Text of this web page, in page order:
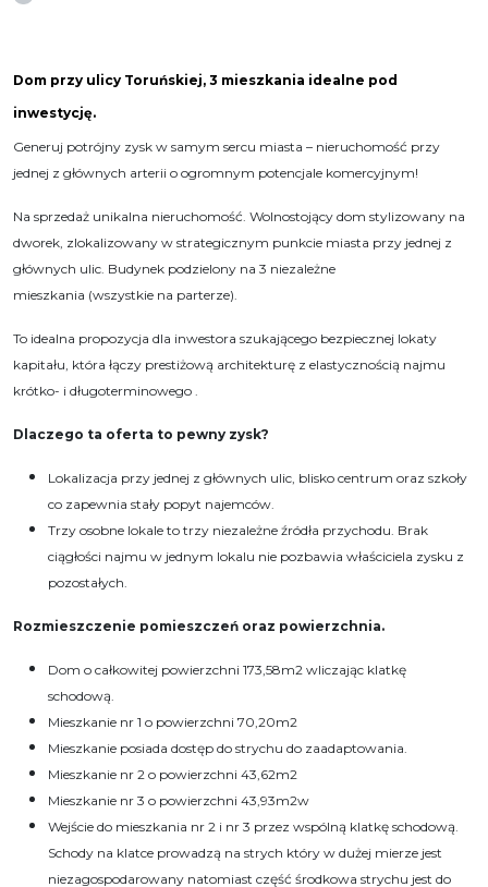
Dom przy ulicy Toruńskiej, 3 mieszkania idealne pod
inwestycję.
Generuj potrójny zysk w samym sercu miasta – nieruchomość przy
jednej z głównych arterii o ogromnym potencjale komercyjnym!
Na sprzedaż unikalna nieruchomość. Wolnostojący dom stylizowany na
dworek, zlokalizowany w strategicznym punkcie miasta przy jednej z
głównych ulic. Budynek podzielony na 3 niezależne
mieszkania (wszystkie na parterze).
To idealna propozycja dla inwestora szukającego bezpiecznej lokaty
kapitału, która łączy prestiżową architekturę z elastycznością najmu
krótko- i długoterminowego .
Dlaczego ta oferta to pewny zysk?
Lokalizacja przy jednej z głównych ulic, blisko centrum oraz szkoły
co zapewnia stały popyt najemców.
Trzy osobne lokale to trzy niezależne źródła przychodu. Brak
ciągłości najmu w jednym lokalu nie pozbawia właściciela zysku z
pozostałych.
Rozmieszczenie pomieszczeń oraz powierzchnia.
Dom o całkowitej powierzchni 173,58m2 wliczając klatkę
schodową.
Mieszkanie nr 1 o powierzchni 70,20m2
Mieszkanie posiada dostęp do strychu do zaadaptowania.
Mieszkanie nr 2 o powierzchni 43,62m2
Mieszkanie nr 3 o powierzchni 43,93m2w
Wejście do mieszkania nr 2 i nr 3 przez wspólną klatkę schodową.
Schody na klatce prowadzą na strych który w dużej mierze jest
niezagospodarowany natomiast część środkowa strychu jest do